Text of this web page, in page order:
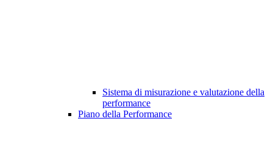
Sistema di misurazione e valutazione della
performance
Piano della Performance